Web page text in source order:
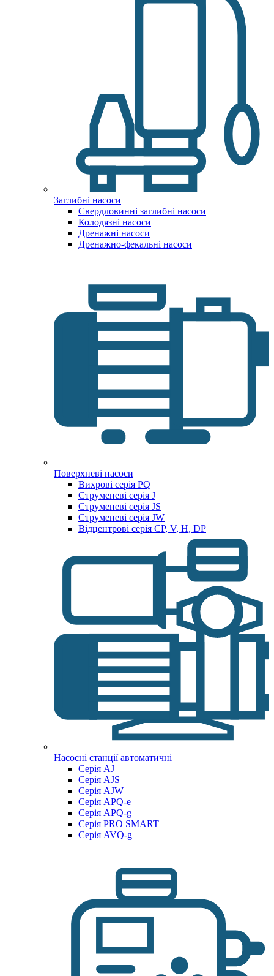
Заглибні насоси
Свердловинні заглибні насоси
Колодязні насоси
Дренажні насоси
Дренажно-фекальні насоси
Поверхневі насоси
Вихрові серія PQ
Струменеві серія J
Струменеві серія JS
Струменеві серія JW
Відцентрові серія CP, V, H, DP
Насосні станції автоматичні
Серія AJ
Серія AJS
Серія AJW
Серія APQ-e
Серія APQ-g
Серія PRO SMART
Серія AVQ-g